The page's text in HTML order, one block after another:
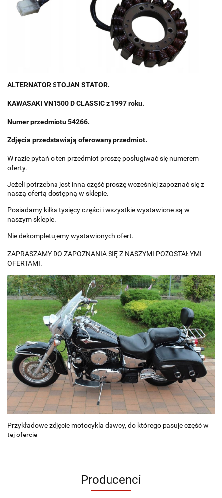
ALTERNATOR STOJAN STATOR.
KAWASAKI VN1500 D CLASSIC z 1997 roku.
Numer przedmiotu 54266.
Zdjęcia przedstawiają oferowany przedmiot.
W razie pytań o ten przedmiot proszę posługiwać się numerem
oferty.
Jeżeli potrzebna jest inna część proszę wcześniej zapoznać się z
naszą ofertą dostępną w sklepie.
Posiadamy kilka tysięcy części i wszystkie wystawione są w
naszym sklepie.
Nie dekompletujemy wystawionych ofert.
ZAPRASZAMY DO ZAPOZNANIA SIĘ Z NASZYMI POZOSTAŁYMI
OFERTAMI.
Przykładowe zdjęcie motocykla dawcy, do którego pasuje część w
tej ofercie
Producenci